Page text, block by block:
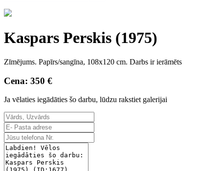
Kaspars Perskis (1975)
Zīmējums. Papīrs/sangīna, 108x120 cm. Darbs ir ierāmēts
Cena: 350 €
Ja vēlaties iegādāties šo darbu, lūdzu rakstiet galerijai